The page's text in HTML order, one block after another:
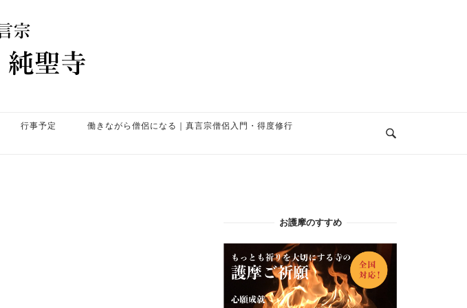
行事予定
働きながら僧侶になる｜真言宗僧侶入門・得度修行
お護摩のすすめ